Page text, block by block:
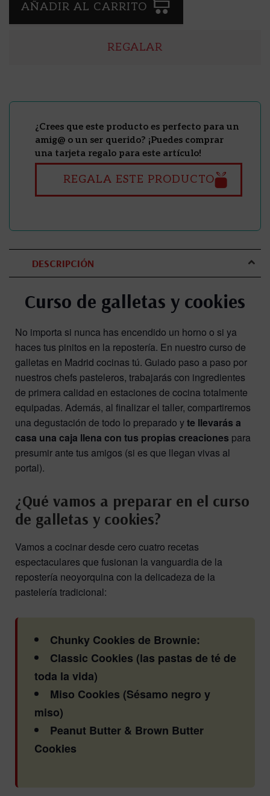
AÑADIR AL CARRITO
REGALAR
¿Crees que este producto es perfecto para un
amig@ o un ser querido? ¡Puedes comprar
una tarjeta regalo para este artículo!
REGALA ESTE PRODUCTO
DESCRIPCIÓN
Curso de galletas y cookies
No importa si nunca has encendido un horno o si ya
haces tus pinitos en la repostería. En nuestro curso de
galletas en Madrid cocinas tú. Guiado paso a paso por
nuestros chefs pasteleros, trabajarás con ingredientes
de primera calidad en estaciones de cocina totalmente
equipadas. Además, al finalizar el taller, compartiremos
una degustación de todo lo preparado yte llevarás a
casa una caja llena con tus propias creaciones para
presumir ante tus amigos (si es que llegan vivas al
portal).
¿Qué vamos a preparar en el curso
de galletas y cookies?
Vamos a cocinar desde cero cuatro recetas
espectaculares que fusionan la vanguardia de la
repostería neoyorquina con la delicadeza de la
pastelería tradicional:
Chunky Cookies de Brownie:
Classic Cookies (las pastas de té de
toda la vida)
Miso Cookies (Sésamo negro y
miso)
Peanut Butter & Brown Butter
Cookies